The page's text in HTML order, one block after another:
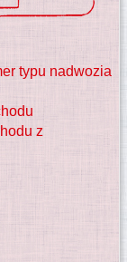
typu nadwozia
z